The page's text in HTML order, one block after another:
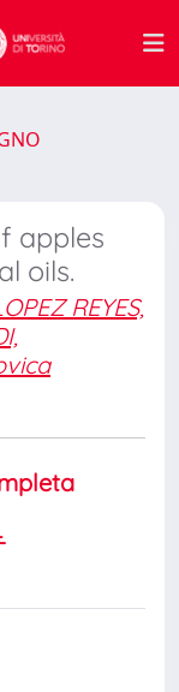
apples
oils.
REYES,